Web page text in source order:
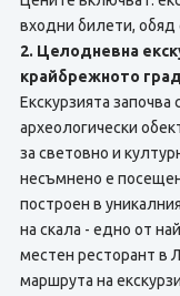
входни билети, обяд
2. Целодневна
крайбрежното
Екскурзията започва
археологически
за световно и
несъмнено е
построен в
на скала - едно от
местен ресторант в
маршрута на